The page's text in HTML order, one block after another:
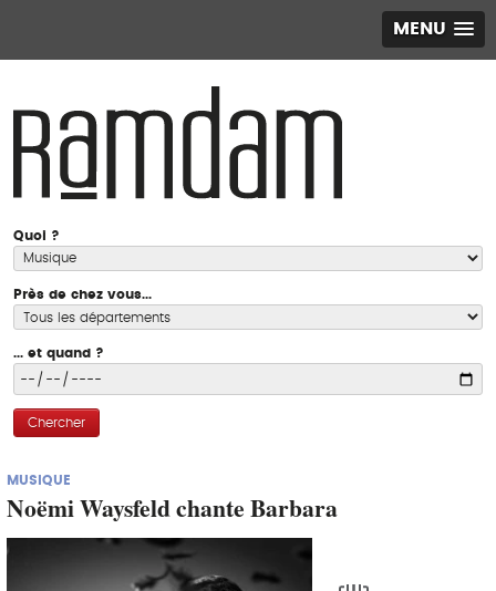
MENU
Quoi ?
Près de chez vous...
... et quand ?
Chercher
MUSIQUE
Noëmi Waysfeld chante Barbara